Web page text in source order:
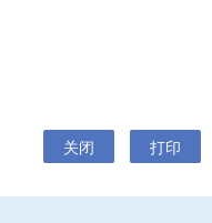
关闭 打印